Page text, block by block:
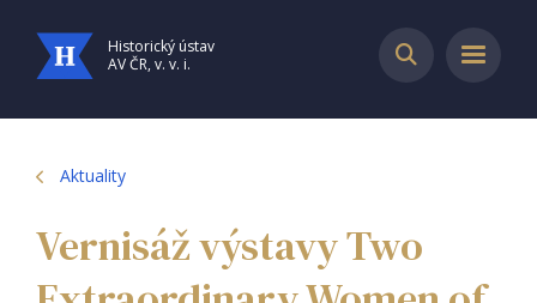
Historický ústav
AV ČR, v. v. i.
Aktuality
Vernisáž výstavy Two